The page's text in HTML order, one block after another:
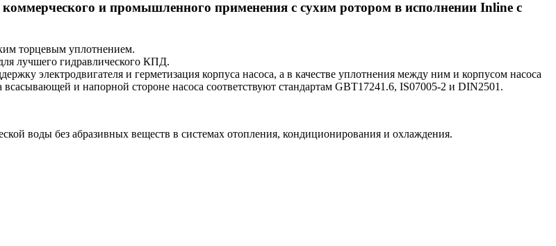
и промышленного применения с сухим ротором в исполнении Inline с
торцевым уплотнением.
лучшего гидравлического КПД.
электродвигателя и герметизация корпуса насоса, а в качестве уплотнения между ним и корпусом насоса
и напорной стороне насоса соответствуют стандартам GBT17241.6, IS07005-2 и DIN2501.
воды без абразивных веществ в системах отопления, кондиционирования и охлаждения.